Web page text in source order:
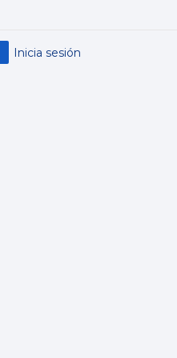
Inicia sesión